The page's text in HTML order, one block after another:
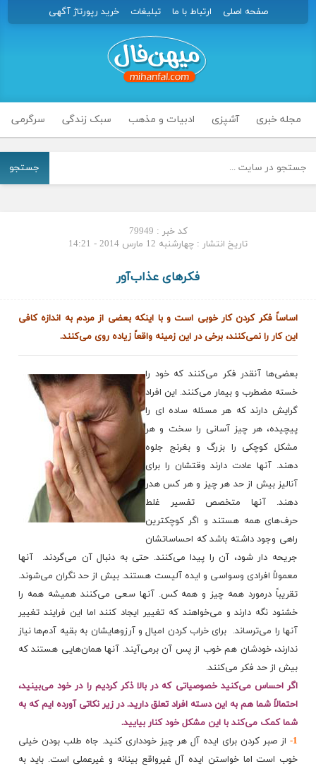
صفحه اصلی ارتباط با ما تبلیغات خرید رپورتاژ آگهی
مجله خبری آشپزی ادبیات و مذهب سبک زندگی سرگرمی
جستجو
کد خبر : 79949
تاریخ انتشار : چهارشنبه 12 مارس 2014 - 14:21
فکرهای عذاب‌آور
اساساً فکر کردن کار خوبی است و با اینکه بعضی از مردم به ‌اندازه کافی
این کار را نمی‌‌کنند، برخی در این زمینه واقعاً زیاده ‌روی می‌کنند.
بعضی‌ها آنقدر فکر می‌کنند که خود را
خسته مضطرب و بیمار می‌کنند. این افراد
گرایش دارند که هر مسئله ساده ‌ای را
پیچیده، هر چیز آسانی را سخت و هر
مشکل کوچکی را بزرگ و بغرنج جلوه
دهند. آنها عادت دارند وقتشان را برای
آنالیز بیش از حد هر چیز و هر کس هدر
دهند. آنها متخصص تفسیر غلط
حرف‌های همه هستند و اگر کوچکترین
راهی وجود داشته باشد که احساساتشان
جریحه ‌‌دار شود، آن را پیدا می‌کنند. حتی به دنبال آن می‌گردند. آنها
معمولاً افرادی وسواسی و ایده آلیست هستند. بیش از حد نگران می‌شوند.
تقریباً درمورد همه چیز و همه کس. آنها سعی می‌کنند همیشه همه را
خشنود نگه دارند و می‌خواهند که تغییر ایجاد کنند اما این فرایند تغییر
آنها را می‌ترساند. برای خراب کردن امیال و آرزوهایشان به بقیه آدم‌ها نیاز
ندارند، خودشان هم خوب از پس آن برمی‌آیند. آنها همان‌هایی هستند که
بیش از حد فکر می‌کنند.
اگر احساس می‌کنید خصوصیاتی که در بالا ذکر کردیم را در خود می‌بینید،
احتمالاً شما هم به این دسته افراد تعلق دارید. در زیر نکاتی آورده‌ ایم که به
شما کمک می‌کند با این مشکل خود کنار بیایید.
1-
از صبر کردن برای ایده آل هر چیز خودداری کنید. جاه‌ طلب بودن خیلی
خوب است اما خواستن ایده آل غیرواقع بینانه و غیرعملی است. باید به